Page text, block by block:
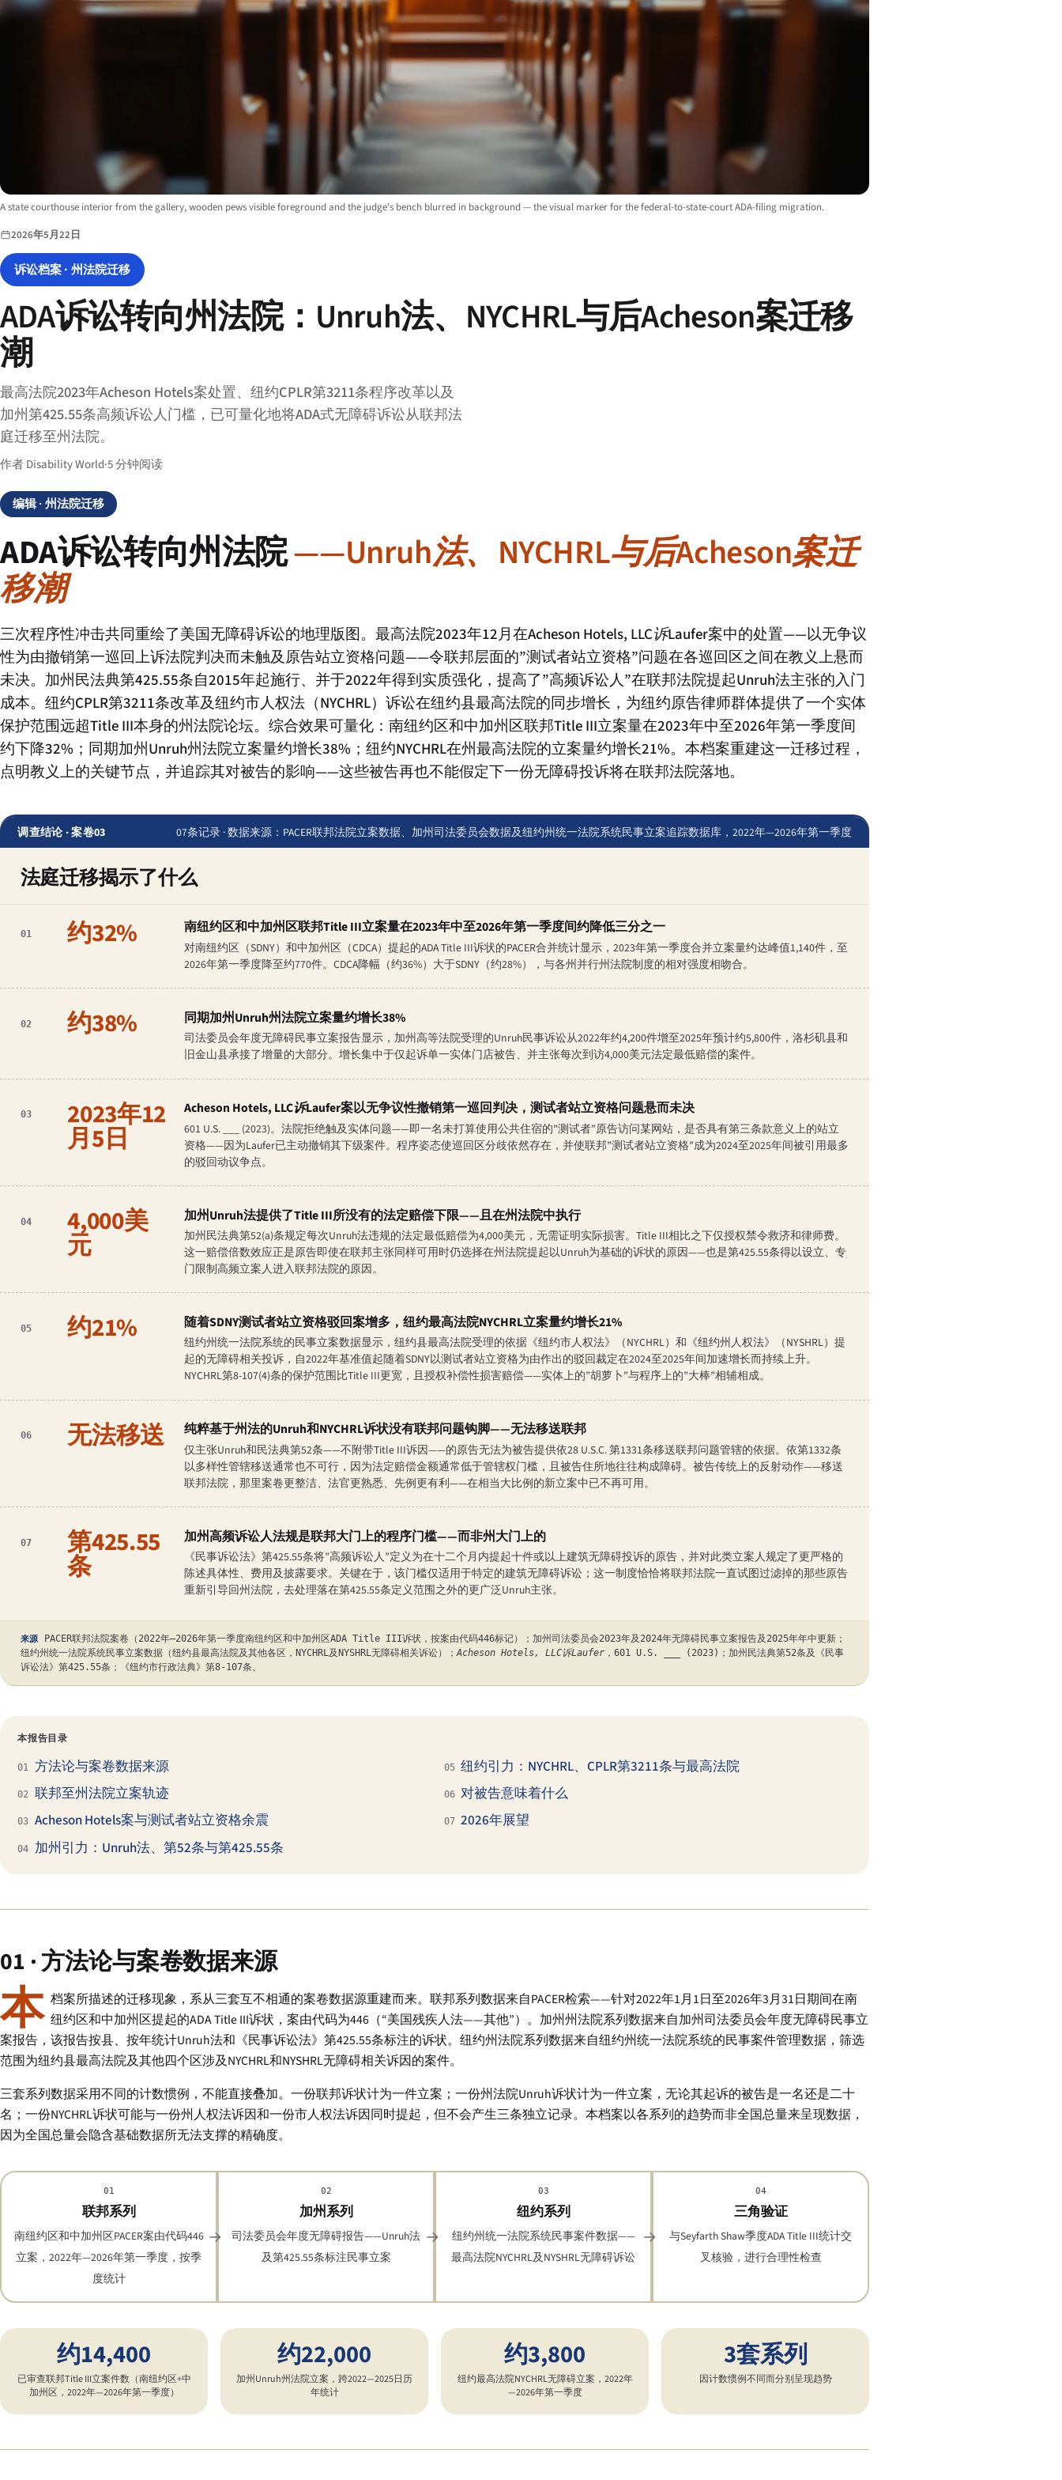
Image description:
A state courthouse interior from the gallery, wooden pews visible foreground and the judge's bench blurred in background — the visual marker for the federal-to-state-court ADA-filing migration.
2026年5月22日
诉讼档案 · 州法院迁移
ADA诉讼转向州法院：Unruh法、NYCHRL与后Acheson案迁移
潮
最高法院2023年Acheson Hotels案处置、纽约CPLR第3211条程序改革以及
加州第425.55条高频诉讼人门槛，已可量化地将ADA式无障碍诉讼从联邦法
庭迁移至州法院。
作者 Disability World·5 分钟阅读
编辑· 州法院迁移
ADA诉讼转向州法院——Unruh法、NYCHRL与后Acheson案迁
移潮
三次程序性冲击共同重绘了美国无障碍诉讼的地理版图。最高法院2023年12月在Acheson Hotels, LLC诉Laufer案中的处置——以无争议
性为由撤销第一巡回上诉法院判决而未触及原告站立资格问题——令联邦层面的”测试者站立资格”问题在各巡回区之间在教义上悬而
未决。加州民法典第425.55条自2015年起施行、并于2022年得到实质强化，提高了”高频诉讼人”在联邦法院提起Unruh法主张的入门
成本。纽约CPLR第3211条改革及纽约市人权法（NYCHRL）诉讼在纽约县最高法院的同步增长，为纽约原告律师群体提供了一个实体
保护范围远超Title III本身的州法院论坛。综合效果可量化：南纽约区和中加州区联邦Title III立案量在2023年中至2026年第一季度间
约下降32%；同期加州Unruh州法院立案量约增长38%；纽约NYCHRL在州最高法院的立案量约增长21%。本档案重建这一迁移过程，
点明教义上的关键节点，并追踪其对被告的影响——这些被告再也不能假定下一份无障碍投诉将在联邦法院落地。
调查结论 · 案卷03 07条记录 · 数据来源：PACER联邦法院立案数据、加州司法委员会数据及纽约州统一法院系统民事立案追踪数据库，2022年—2026年第一季度
法庭迁移揭示了什么
01 约32% 南纽约区和中加州区联邦Title III立案量在2023年中至2026年第一季度间约降低三分之一
对南纽约区（SDNY）和中加州区（CDCA）提起的ADA Title III诉状的PACER合并统计显示，2023年第一季度合并立案量约达峰值1,140件，至
2026年第一季度降至约770件。CDCA降幅（约36%）大于SDNY（约28%），与各州并行州法院制度的相对强度相吻合。
02 约38% 同期加州Unruh州法院立案量约增长38%
司法委员会年度无障碍民事立案报告显示，加州高等法院受理的Unruh民事诉讼从2022年约4,200件增至2025年预计约5,800件，洛杉矶县和
旧金山县承接了增量的大部分。增长集中于仅起诉单一实体门店被告、并主张每次到访4,000美元法定最低赔偿的案件。
03 2023年12
月5日
Acheson Hotels, LLC诉Laufer案以无争议性撤销第一巡回判决，测试者站立资格问题悬而未决
601 U.S. ___ (2023)。法院拒绝触及实体问题——即一名未打算使用公共住宿的”测试者”原告访问某网站，是否具有第三条款意义上的站立
资格——因为Laufer已主动撤销其下级案件。程序姿态使巡回区分歧依然存在，并使联邦”测试者站立资格”成为2024至2025年间被引用最多
的驳回动议争点。
04 4,000美
元
加州Unruh法提供了Title III所没有的法定赔偿下限——且在州法院中执行
加州民法典第52(a)条规定每次Unruh法违规的法定最低赔偿为4,000美元，无需证明实际损害。Title III相比之下仅授权禁令救济和律师费。
这一赔偿倍数效应正是原告即使在联邦主张同样可用时仍选择在州法院提起以Unruh为基础的诉状的原因——也是第425.55条得以设立、专
门限制高频立案人进入联邦法院的原因。
05 约21% 随着SDNY测试者站立资格驳回案增多，纽约最高法院NYCHRL立案量约增长21%
纽约州统一法院系统的民事立案数据显示，纽约县最高法院受理的依据《纽约市人权法》（NYCHRL）和《纽约州人权法》（NYSHRL）提
起的无障碍相关投诉，自2022年基准值起随着SDNY以测试者站立资格为由作出的驳回裁定在2024至2025年间加速增长而持续上升。
NYCHRL第8-107(4)条的保护范围比Title III更宽，且授权补偿性损害赔偿——实体上的”胡萝卜”与程序上的”大棒”相辅相成。
06 无法移送 纯粹基于州法的Unruh和NYCHRL诉状没有联邦问题钩脚——无法移送联邦
仅主张Unruh和民法典第52条——不附带Title III诉因——的原告无法为被告提供依28 U.S.C. 第1331条移送联邦问题管辖的依据。依第1332条
以多样性管辖移送通常也不可行，因为法定赔偿金额通常低于管辖权门槛，且被告住所地往往构成障碍。被告传统上的反射动作——移送
联邦法院，那里案卷更整洁、法官更熟悉、先例更有利——在相当大比例的新立案中已不再可用。
07 第425.55
条
加州高频诉讼人法规是联邦大门上的程序门槛——而非州大门上的
《民事诉讼法》第425.55条将”高频诉讼人”定义为在十二个月内提起十件或以上建筑无障碍投诉的原告，并对此类立案人规定了更严格的
陈述具体性、费用及披露要求。关键在于，该门槛仅适用于特定的建筑无障碍诉讼；这一制度恰恰将联邦法院一直试图过滤掉的那些原告
重新引导回州法院，去处理落在第425.55条定义范围之外的更广泛Unruh主张。
来源
PACER联邦法院案卷（2022年—2026年第一季度南纽约区和中加州区ADA Title III诉状，按案由代码446标记）；加州司法委员会2023年及2024年无障碍民事立案报告及2025年年中更新；
纽约州统一法院系统民事立案数据（纽约县最高法院及其他各区，NYCHRL及NYSHRL无障碍相关诉讼）；Acheson Hotels, LLC诉Laufer，601 U.S. ___ (2023)；加州民法典第52条及《民事
诉讼法》第425.55条；《纽约市行政法典》第8-107条。
本报告目录
01 方法论与案卷数据来源
02 联邦至州法院立案轨迹
03 Acheson Hotels案与测试者站立资格余震
04 加州引力：Unruh法、第52条与第425.55条
05 纽约引力：NYCHRL、CPLR第3211条与最高法院
06 对被告意味着什么
07 2026年展望
01 · 方法论与案卷数据来源
本 档案所描述的迁移现象，系从三套互不相通的案卷数据源重建而来。联邦系列数据来自PACER检索——针对2022年1月1日至2026年3月31日期间在南
纽约区和中加州区提起的ADA Title III诉状，案由代码为446（“美国残疾人法——其他”）。加州州法院系列数据来自加州司法委员会年度无障碍民事立
案报告，该报告按县、按年统计Unruh法和《民事诉讼法》第425.55条标注的诉状。纽约州法院系列数据来自纽约州统一法院系统的民事案件管理数据，筛选
范围为纽约县最高法院及其他四个区涉及NYCHRL和NYSHRL无障碍相关诉因的案件。
三套系列数据采用不同的计数惯例，不能直接叠加。一份联邦诉状计为一件立案；一份州法院Unruh诉状计为一件立案，无论其起诉的被告是一名还是二十
名；一份NYCHRL诉状可能与一份州人权法诉因和一份市人权法诉因同时提起，但不会产生三条独立记录。本档案以各系列的趋势而非全国总量来呈现数据，
因为全国总量会隐含基础数据所无法支撑的精确度。
01
联邦系列
南纽约区和中加州区PACER案由代码446
立案，2022年—2026年第一季度，按季
度统计
02
加州系列
司法委员会年度无障碍报告——Unruh法
及第425.55条标注民事立案
03
纽约系列
纽约州统一法院系统民事案件数据——
最高法院NYCHRL及NYSHRL无障碍诉讼
04
三角验证
与Seyfarth Shaw季度ADA Title III统计交
叉核验，进行合理性检查
约14,400
已审查联邦Title III立案件数（南纽约区+中
加州区，2022年—2026年第一季度）
约22,000
加州Unruh州法院立案，跨2022—2025日历
年统计
约3,800
纽约最高法院NYCHRL无障碍立案，2022年
—2026年第一季度
3套系列
因计数惯例不同而分别呈现趋势